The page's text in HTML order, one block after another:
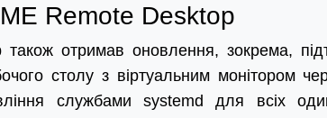
Remote Desktop
отримав оновлення, зокрема,
столу з віртуальним монітором
службами systemd для всіх